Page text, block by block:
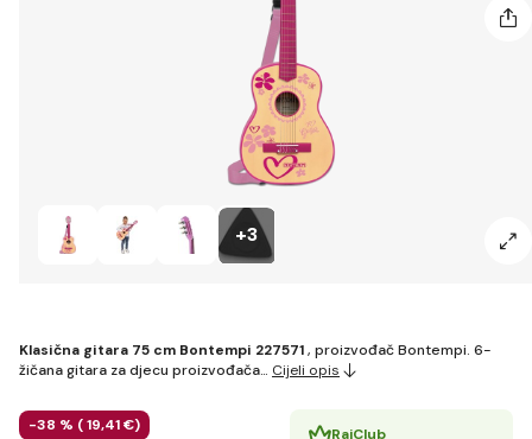
+3
Klasična gitara 75 cm Bontempi 227571, proizvođač Bontempi. 6-
žičana gitara za djecu proizvođača… Cijeli opis
-38 % (19,41 €)
RajClub